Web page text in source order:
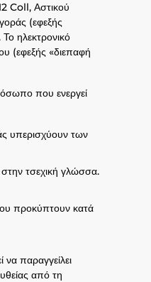
Coll, Αστικού
(εφεξής
ηλεκτρονικό
(εφεξής «διεπαφή
που ενεργεί
υπερισχύουν των
τσεχική γλώσσα.
προκύπτουν κατά
παραγγείλει
από τη